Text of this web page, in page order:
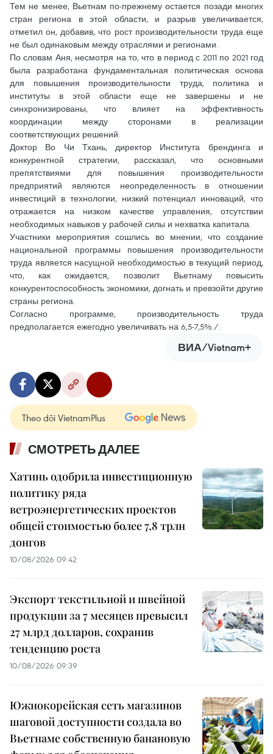
Тем не менее, Вьетнам по-прежнему остается позади многих
стран региона в этой области, и разрыв увеличивается,
отметил он, добавив, что рост производительности труда еще
не был одинаковым между отраслями и регионами.
По словам Аня, несмотря на то, что в период с 2011 по 2021 год
была разработана фундаментальная политическая основа
для повышения производительности труда, политика и
институты в этой области еще не завершены и не
синхронизированы, что влияет на эффективность
координации между сторонами в реализации
соответствующих решений.
Доктор Во Чи Тхань, директор Института брендинга и
конкурентной стратегии, рассказал, что основными
препятствиями для повышения производительности
предприятий являются неопределенность в отношении
инвестиций в технологии, низкий потенциал инноваций, что
отражается на низком качестве управления, отсутствии
необходимых навыков у рабочей силы и нехватка капитала.
Участники мероприятия сошлись во мнении, что создание
национальной программы повышения производительности
труда является насущной необходимостью в текущий период,
что, как ожидается, позволит Вьетнаму повысить
конкурентоспособность экономики, догнать и превзойти другие
страны региона.
Согласно программе, производительность труда
предполагается ежегодно увеличивать на 6,5-7,5%./.
ВИА/Vietnam+
Theo dõi VietnamPlus
СМОТРЕТЬ ДАЛЕЕ
Хатинь одобрила инвестиционную
политику ряда
ветроэнергетических проектов
общей стоимостью более 7,8 трлн
донгов
10/08/2026 09:42
Экспорт текстильной и швейной
продукции за 7 месяцев превысил
27 млрд долларов, сохранив
тенденцию роста
10/08/2026 09:39
Южнокорейская сеть магазинов
шаговой доступности создала во
Вьетнаме собственную банановую